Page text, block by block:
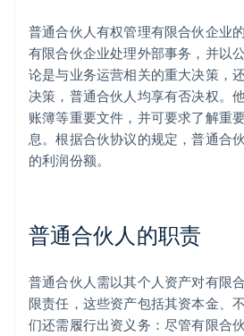
普通合伙人有权管理有限合伙企业
有限合伙企业处理外部事务，并以
论是与业务运营相关的重大决策，
决策，普通合伙人均享有否决权。
账簿等重要文件，并可要求了解重
息。根据合伙协议的规定，普通合
的利润份额。
普通合伙人的职责
普通合伙人需以其个人资产对有限
限责任，这些资产包括其资本金、
们还需履行出资义务：尽管有限合